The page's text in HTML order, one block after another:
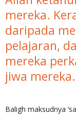
mereka.
daripada
pelajaran,
mereka
jiwa mereka.
Baligh maksudnya